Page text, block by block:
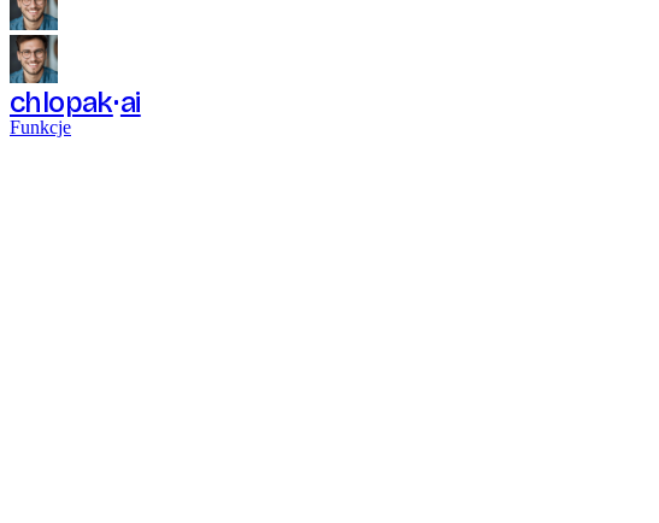
chlopak ai
Funkcje